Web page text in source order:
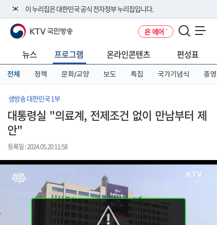
이 누리집은 대한민국 공식 전자정부 누리집입니다.
공식 누리집 주소 확인하기
니다.
이밖에 or.kr 또는 .kr등 다른 도메인 주소를 사용하고 있다면 아래 URL에
서 도메인 주소를 확인해 보세요
KTV 국민방송 온 에어
뉴스 프로그램 온라인콘텐츠 편성표
전체 정책 문화/교양 보도 특집 국가기념식 종영
생방송 대한민국 1부
대통령실 "의료계, 전제조건 없이 만남부터 제
안"
등록일 : 2024.05.20 11:58